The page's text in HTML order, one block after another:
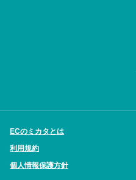
ECのミカタとは
利用規約
個人情報保護方針